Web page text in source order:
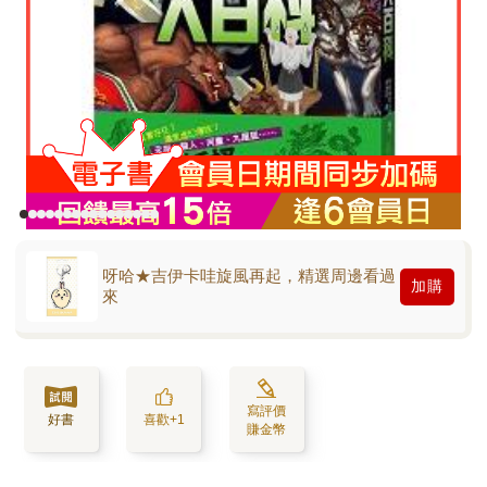
呀哈★吉伊卡哇旋風再起，精選周邊看過
來
加購
好書 喜歡+1
寫評價
賺金幣